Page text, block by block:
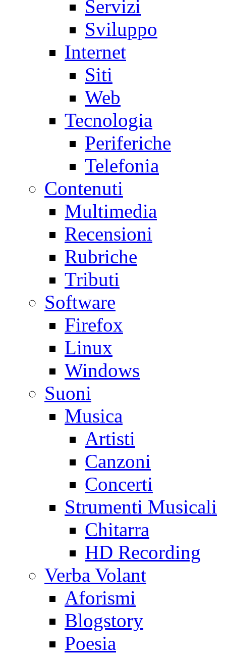
Servizi
Sviluppo
Internet
Siti
Web
Tecnologia
Periferiche
Telefonia
Contenuti
Multimedia
Recensioni
Rubriche
Tributi
Software
Firefox
Linux
Windows
Suoni
Musica
Artisti
Canzoni
Concerti
Strumenti Musicali
Chitarra
HD Recording
Verba Volant
Aforismi
Blogstory
Poesia